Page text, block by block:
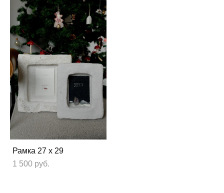
Рамка 27 х 29
1 500 pуб.